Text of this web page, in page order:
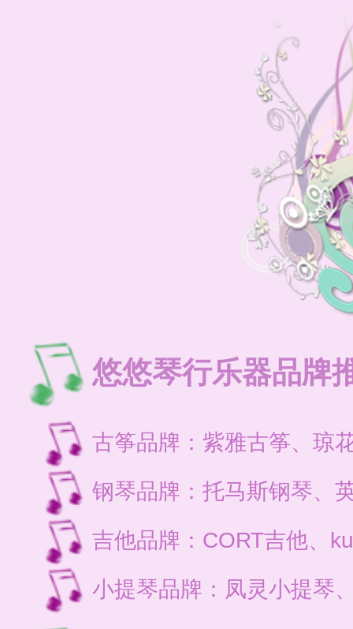
悠悠琴行乐器品牌
古筝品牌：紫雅古筝、琼
钢琴品牌：托马斯钢琴、
吉他品牌：CORT吉他、
小提琴品牌：凤灵小提琴